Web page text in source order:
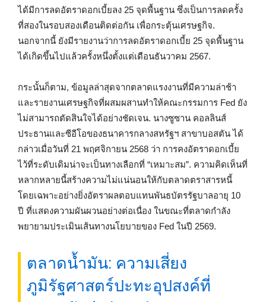
ได้มีการลดอัตราดอกเบี้ยลง 25 จุดพื้นฐาน ซึ่งเป็นการลดครั้ง
ที่สองในรอบสองเดือนติดต่อกัน เพื่อกระตุ้นเศรษฐกิจ.
นอกจากนี้ ยังมีรายงานว่าการลดอัตราดอกเบี้ย 25 จุดพื้นฐาน
ได้เกิดขึ้นไปแล้วครั้งหนึ่งตั้งแต่เดือนธันวาคม 2567.
กระนั้นก็ตาม, ข้อมูลล่าสุดจากตลาดแรงงานที่มีความล่าช้า
และรายงานเศรษฐกิจที่ผสมผสานทำให้คณะกรรมการ Fed ยัง
ไม่สามารถตัดสินใจได้อย่างชัดเจน. นางซูซาน คอลลินส์
ประธานและซีอีโอของธนาคารกลางสหรัฐฯ สาขาบอสตัน ได้
กล่าวเมื่อวันที่ 21 พฤศจิกายน 2568 ว่า การคงอัตราดอกเบี้ย
ไว้ที่ระดับเดิมน่าจะเป็นทางเลือกที่ “เหมาะสม”. ความคิดเห็นที่
หลากหลายนี้สร้างความไม่แน่นอนให้กับตลาดตราสารหนี้
โดยเฉพาะอย่างยิ่งอัตราผลตอบแทนพันธบัตรรัฐบาลอายุ 10
ปี ที่แสดงความผันผวนอย่างต่อเนื่อง ในขณะที่ตลาดกำลัง
พยายามประเมินเส้นทางนโยบายของ Fed ในปี 2569.
ตลาดน้ำมัน: ความเสี่ยง
ภูมิรัฐศาสตร์ปะทะอุปสงค์ที่